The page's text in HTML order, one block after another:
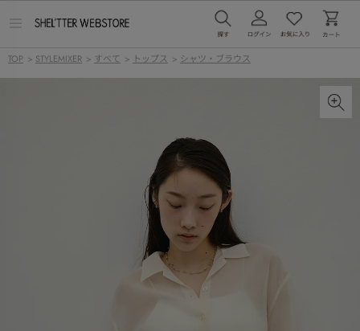
ー
を
TOP > STYLEMIXER > すべて > トップス > シャツ・ブラウス